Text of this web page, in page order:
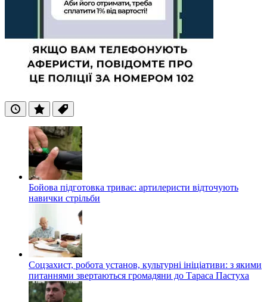
ОстанніПопулярні
Теги
Бойова підготовка триває: артилеристи відточують
навички стрільби
Соцзахист, робота установ, культурні ініціативи: з якими
питаннями звертаються громадяни до Тараса Пастуха